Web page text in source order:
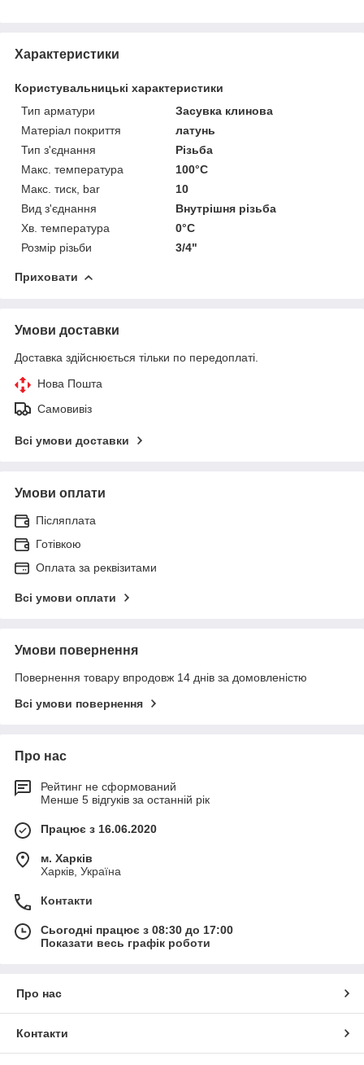
Характеристики
Користувальницькі характеристики
Тип арматури
Засувка клинова
Матеріал покриття
латунь
Тип з'єднання
Різьба
Макс. температура
100°С
Макс. тиск, bar
10
Вид з'єднання
Внутрішня різьба
Хв. температура
0°C
Розмір різьби
3/4"
Приховати
Умови доставки
Доставка здійснюється тільки по передоплаті.
Нова Пошта
Самовивіз
Всі умови доставки
Умови оплати
Післяплата
Готівкою
Оплата за реквізитами
Всі умови оплати
Умови повернення
Повернення товару впродовж 14 днів за домовленістю
Всі умови повернення
Про нас
Рейтинг не сформований
Менше 5 відгуків за останній рік
Працює з 16.06.2020
м. Харків
Харків, Україна
Контакти
Сьогодні працює з 08:30 до 17:00
Показати весь графік роботи
Про нас
Контакти